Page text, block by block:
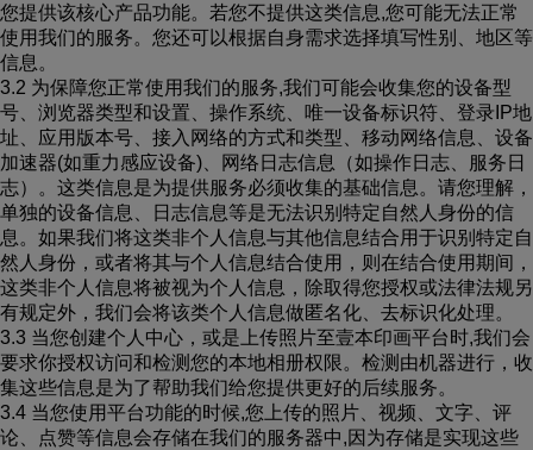
您提供该核心产品功能。若您不提供这类信息,您可能无法正常
使用我们的服务。您还可以根据自身需求选择填写性别、地区等
信息。
3.2 为保障您正常使用我们的服务,我们可能会收集您的设备型
号、浏览器类型和设置、操作系统、唯一设备标识符、登录IP地
址、应用版本号、接入网络的方式和类型、移动网络信息、设备
加速器(如重力感应设备)、网络日志信息（如操作日志、服务日
志）。这类信息是为提供服务必须收集的基础信息。请您理解，
单独的设备信息、日志信息等是无法识别特定自然人身份的信
息。如果我们将这类非个人信息与其他信息结合用于识别特定自
然人身份，或者将其与个人信息结合使用，则在结合使用期间，
这类非个人信息将被视为个人信息，除取得您授权或法律法规另
有规定外，我们会将该类个人信息做匿名化、去标识化处理。
3.3 当您创建个人中心，或是上传照片至壹本印画平台时,我们会
要求你授权访问和检测您的本地相册权限。检测由机器进行，收
集这些信息是为了帮助我们给您提供更好的后续服务。
3.4 当您使用平台功能的时候,您上传的照片、视频、文字、评
论、点赞等信息会存储在我们的服务器中,因为存储是实现这些